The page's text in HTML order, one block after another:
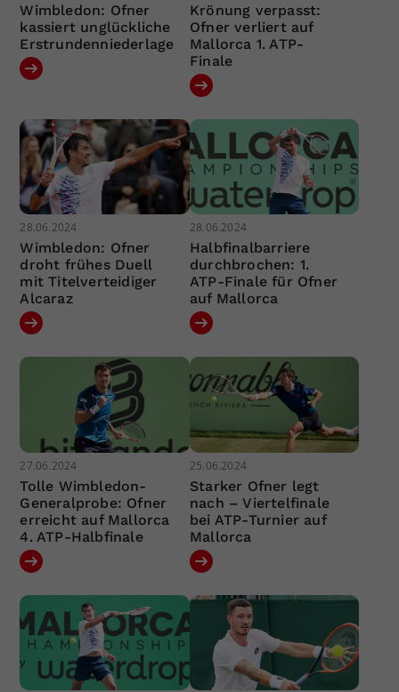
Wimbledon: Ofner
kassiert unglückliche
Erstrundenniederlage
Krönung verpasst:
Ofner verliert auf
Mallorca 1. ATP-
Finale
28.06.2024
Wimbledon: Ofner
droht frühes Duell
mit Titelverteidiger
Alcaraz
28.06.2024
Halbfinalbarriere
durchbrochen: 1.
ATP-Finale für Ofner
auf Mallorca
27.06.2024
Tolle Wimbledon-
Generalprobe: Ofner
erreicht auf Mallorca
4. ATP-Halbfinale
25.06.2024
Starker Ofner legt
nach – Viertelfinale
bei ATP-Turnier auf
Mallorca